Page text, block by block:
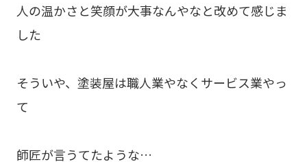
人の温かさと笑顔が大事なんやなと改めて感じま
した
そういや、塗装屋は職人業やなくサービス業やっ
て
師匠が言うてたような…